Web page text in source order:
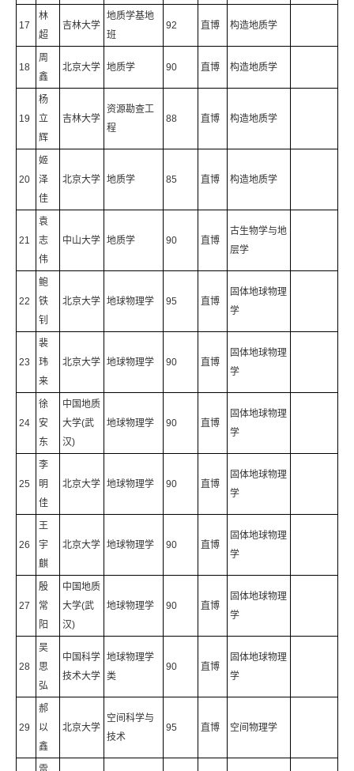
17
林
超
吉林大学
地质学基地
班
92 直博 构造地质学
18
周
鑫
北京大学 地质学 90 直博 构造地质学
19
杨
立
辉
吉林大学
资源勘查工
程
88 直博 构造地质学
20
姬
泽
佳
北京大学 地质学 85 直博 构造地质学
21
袁
志
伟
中山大学 地质学 90 直博
古生物学与地
层学
22
鲍
铁
钊
北京大学 地球物理学 95 直博
固体地球物理
学
23
裴
玮
来
北京大学 地球物理学 90 直博
固体地球物理
学
24
徐
安
东
中国地质
大学(武
汉)
地球物理学 90 直博
固体地球物理
学
25
李
明
佳
北京大学 地球物理学 90 直博
固体地球物理
学
26
王
宇
麒
北京大学 地球物理学 90 直博
固体地球物理
学
27
殷
常
阳
中国地质
大学(武
汉)
地球物理学 90 直博
固体地球物理
学
28
吴
思
弘
中国科学
技术大学
地球物理学
类
90 直博
固体地球物理
学
29
郝
以
鑫
北京大学
空间科学与
技术
95 直博 空间物理学